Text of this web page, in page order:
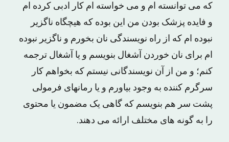
که می توانسته ام و می خواسته ام کار ادبی کرده ام
و فایده پزشک بودن من این بوده که هیچگاه ناگزیر
نبوده ام که از راه نویسندگی نان بخورم و ناگزیر نبوده
ام برای نان خوردن آشغال بنویسم و یا آشغال ترجمه
کنم؛ و من از آن نویسندگانی نیستم که بخواهم کار
سرگرم کننده به وجود بیاورم و یا رمانهای فرمولی
پشت سر هم بنویسم که گاهی یک مضمون یا محتوی
را به گونه های مختلف ارائه می دهند.